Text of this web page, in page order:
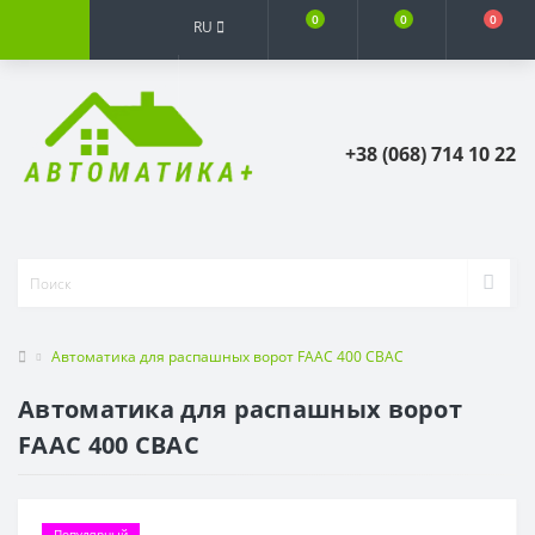
RU 0 0 0
+38 (068) 714 10 22
Автоматика для распашных ворот FAAC 400 CBAC
Автоматика для распашных ворот
FAAC 400 CBAC